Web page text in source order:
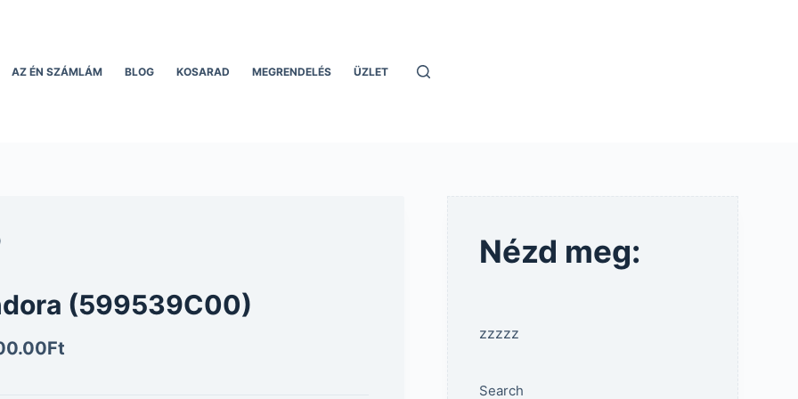
AZ ÉN SZÁMLÁM BLOG KOSARAD MEGRENDELÉS ÜZLET
(599539C00)
Ft
Nézd meg:
zzzzz
Search